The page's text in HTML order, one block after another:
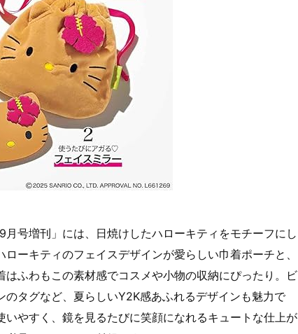
号増刊」には、日焼けしたハローキティをモチーフにし
ーキティのフェイスデザインが愛らしい巾着ポーチと、
ふわもこの素材感でコスメや小物の収納にぴったり。ビ
のタグなど、夏らしいY2K感あふれるデザインも魅力で
やすく、鏡を見るたびに笑顔になれるキュートな仕上が